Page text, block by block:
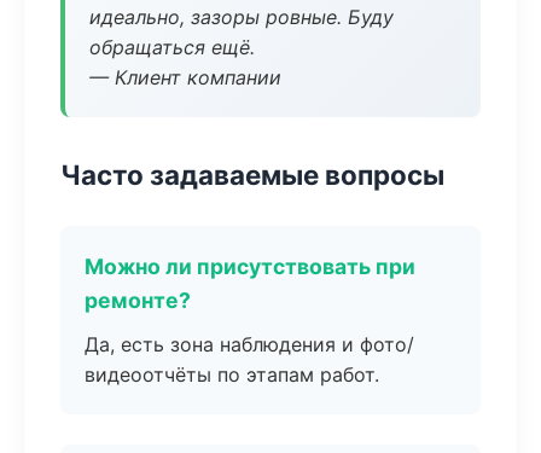
идеально, зазоры ровные. Буду
обращаться ещё.
— Клиент компании
Часто задаваемые вопросы
Можно ли присутствовать при
ремонте?
Да, есть зона наблюдения и фото/
видеоотчёты по этапам работ.